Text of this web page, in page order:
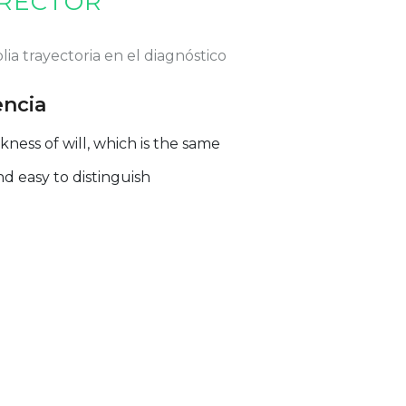
trayectoria en el diagnóstico
of will, which is the same
easy to distinguish